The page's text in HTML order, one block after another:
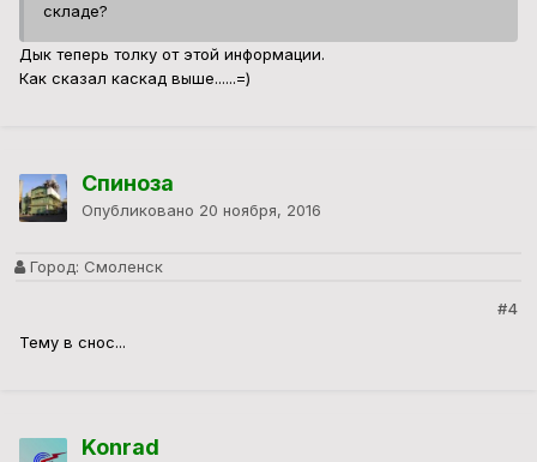
складе?
Дык теперь толку от этой информации.
Как сказал каскад выше......=)
Спиноза
Опубликовано 20 ноября, 2016
Город: Смоленск
#4
Тему в снос...
Konrad